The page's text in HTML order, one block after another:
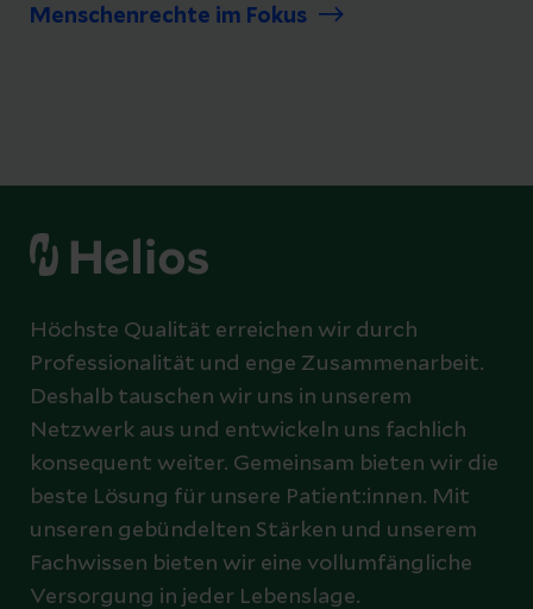
Menschenrechte im Fokus
Höchste Qualität erreichen wir durch
Professionalität und enge Zusammenarbeit.
Deshalb tauschen wir uns in unserem
Netzwerk aus und entwickeln uns fachlich
konsequent weiter. Gemeinsam bieten wir die
beste Lösung für unsere Patient:innen. Mit
unseren gebündelten Stärken und unserem
Fachwissen bieten wir eine vollumfängliche
Versorgung in jeder Lebenslage.